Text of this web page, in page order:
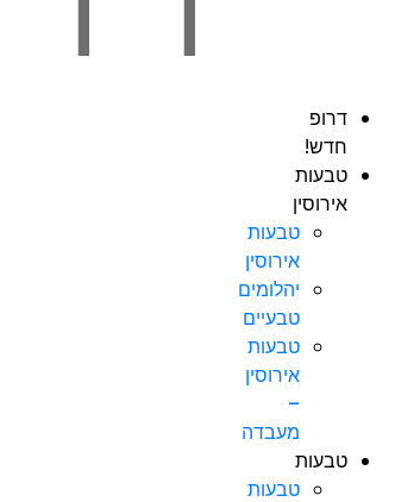
דרופ
חדש!
טבעות
אירוסין
טבעות
אירוסין
יהלומים
טבעיים
טבעות
אירוסין
–
מעבדה
טבעות
טבעות